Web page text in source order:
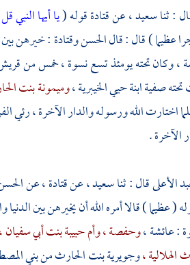
: ثناسعيد ،عنقتادةقوله (يا أيها
عظيما ) قال : قالالحسنوقتادة: خيرهن بين
،وكان تحته يومئذ تسع نسوة ، خمس من
صفية ابنة حيي الخيبرية ،وميمونة بنت
اختارت الله ورسوله والدار الآخرة ،
الآخرة .
الأعلىقال : ثناسعيد ،عنقتادة ،عن
( عظيما ) قالا أمره الله أن يخيرهن بين الدنيا
:عائشة ،وحفصة ،وأم حبيبة بنت أبي سفيان ،
الهلالية ،وجويرية بنت الحارث من بني